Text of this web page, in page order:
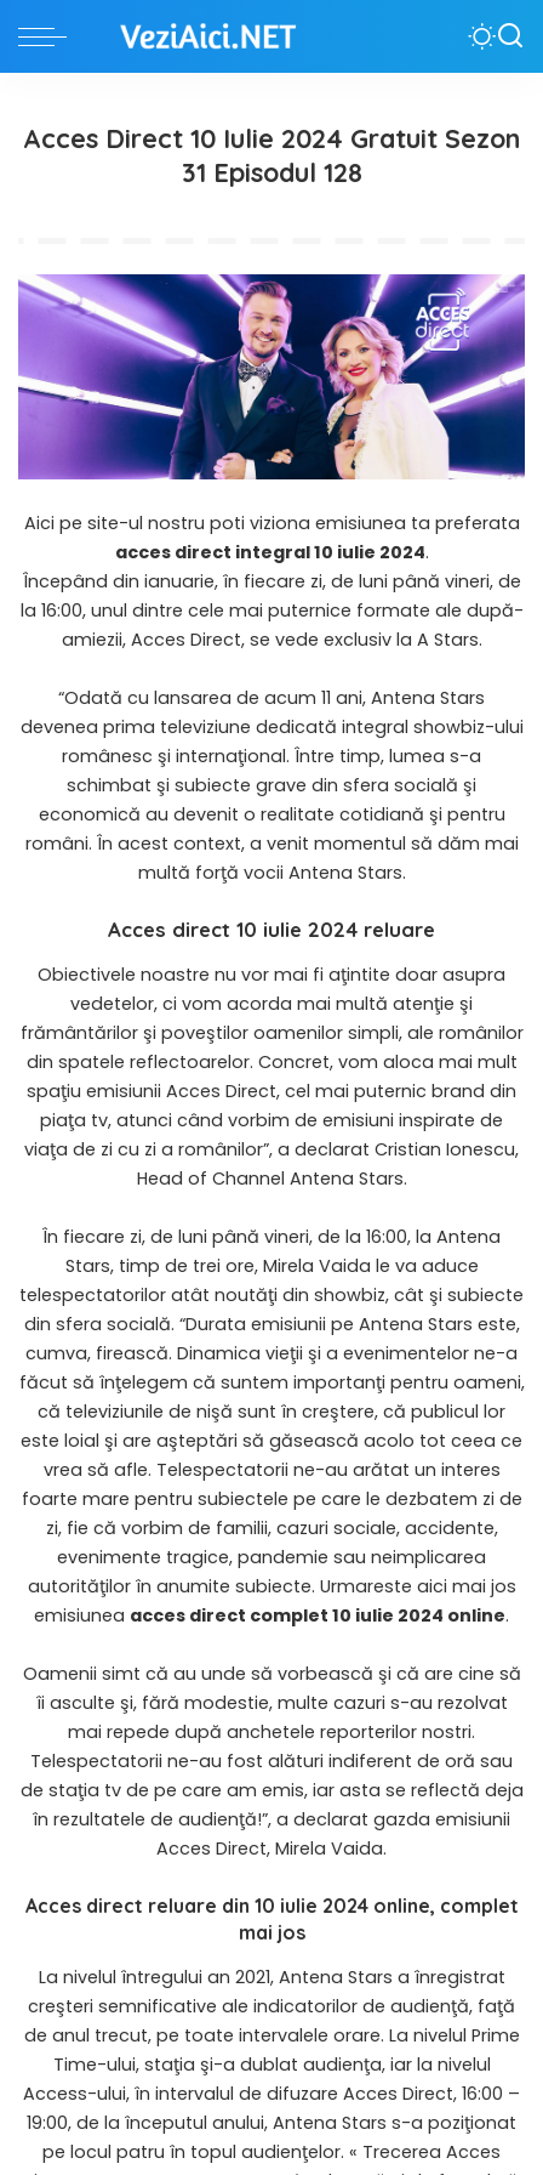
Acces Direct 10 Iulie 2024 Gratuit Sezon
31 Episodul 128
Aici pe site-ul nostru poti viziona emisiunea ta preferata
acces direct integral 10 iulie 2024.
Începând din ianuarie, în fiecare zi, de luni până vineri, de
la 16:00, unul dintre cele mai puternice formate ale după-
amiezii, Acces Direct, se vede exclusiv la A Stars.
“Odată cu lansarea de acum 11 ani, Antena Stars
devenea prima televiziune dedicată integral showbiz-ului
românesc şi internaţional. Între timp, lumea s-a
schimbat şi subiecte grave din sfera socială şi
economică au devenit o realitate cotidiană şi pentru
români. În acest context, a venit momentul să dăm mai
multă forţă vocii Antena Stars.
Acces direct 10 iulie 2024 reluare
Obiectivele noastre nu vor mai fi aţintite doar asupra
vedetelor, ci vom acorda mai multă atenţie şi
frământărilor şi poveştilor oamenilor simpli, ale românilor
din spatele reflectoarelor. Concret, vom aloca mai mult
spaţiu emisiunii Acces Direct, cel mai puternic brand din
piaţa tv, atunci când vorbim de emisiuni inspirate de
viaţa de zi cu zi a românilor”, a declarat Cristian Ionescu,
Head of Channel Antena Stars.
În fiecare zi, de luni până vineri, de la 16:00, la Antena
Stars, timp de trei ore, Mirela Vaida le va aduce
telespectatorilor atât noutăţi din showbiz, cât şi subiecte
din sfera socială. “Durata emisiunii pe Antena Stars este,
cumva, firească. Dinamica vieţii şi a evenimentelor ne-a
făcut să înţelegem că suntem importanţi pentru oameni,
că televiziunile de nişă sunt în creştere, că publicul lor
este loial şi are aşteptări să găsească acolo tot ceea ce
vrea să afle. Telespectatorii ne-au arătat un interes
foarte mare pentru subiectele pe care le dezbatem zi de
zi, fie că vorbim de familii, cazuri sociale, accidente,
evenimente tragice, pandemie sau neimplicarea
autorităţilor în anumite subiecte. Urmareste aici mai jos
emisiunea acces direct complet 10 iulie 2024 online.
Oamenii simt că au unde să vorbească şi că are cine să
îi asculte şi, fără modestie, multe cazuri s-au rezolvat
mai repede după anchetele reporterilor nostri.
Telespectatorii ne-au fost alături indiferent de oră sau
de staţia tv de pe care am emis, iar asta se reflectă deja
în rezultatele de audienţă!”, a declarat gazda emisiunii
Acces Direct, Mirela Vaida.
Acces direct reluare din 10 iulie 2024 online, complet
mai jos
La nivelul întregului an 2021, Antena Stars a înregistrat
creşteri semnificative ale indicatorilor de audienţă, faţă
de anul trecut, pe toate intervalele orare. La nivelul Prime
Time-ului, staţia şi-a dublat audienţa, iar la nivelul
Access-ului, în intervalul de difuzare Acces Direct, 16:00 –
19:00, de la începutul anului, Antena Stars s-a poziţionat
pe locul patru în topul audienţelor. « Trecerea Acces